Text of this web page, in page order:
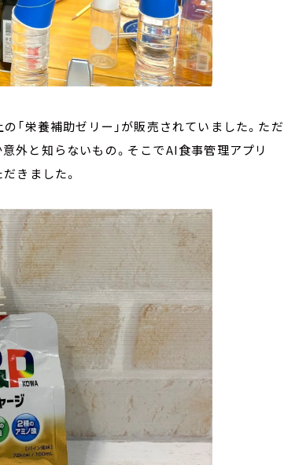
栄養補助ゼリー」が販売されていました。ただ
外と知らないもの。そこでAI食事管理アプリ
きました。